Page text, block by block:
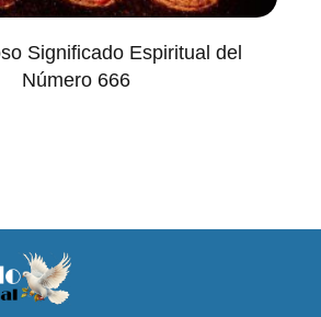
Significado Espiritual del
Número 666